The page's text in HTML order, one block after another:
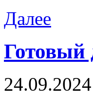
Далее
Готовый
24.09.2024